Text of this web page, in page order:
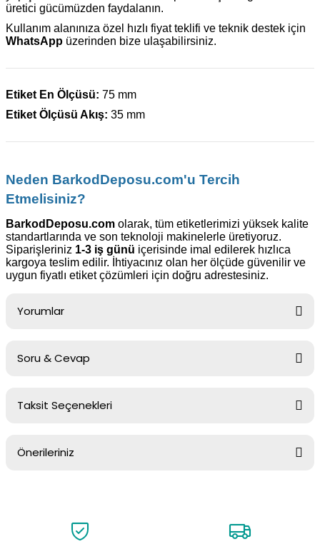
üretici gücümüzden faydalanın.
Kullanım alanınıza özel hızlı fiyat teklifi ve teknik destek için
WhatsApp üzerinden bize ulaşabilirsiniz.
Etiket En Ölçüsü: 75 mm
Etiket Ölçüsü Akış: 35 mm
Neden BarkodDeposu.com'u Tercih
Etmelisiniz?
BarkodDeposu.com olarak, tüm etiketlerimizi yüksek kalite
standartlarında ve son teknoloji makinelerle üretiyoruz.
Siparişleriniz 1-3 iş günü içerisinde imal edilerek hızlıca
kargoya teslim edilir. İhtiyacınız olan her ölçüde güvenilir ve
uygun fiyatlı etiket çözümleri için doğru adrestesiniz.
Yorumlar
Soru & Cevap
Ürün hakkında henüz soru sorulmamış.
Taksit Seçenekleri
Önerileriniz
Görüş ve önerileriniz için teşekkür ederiz.